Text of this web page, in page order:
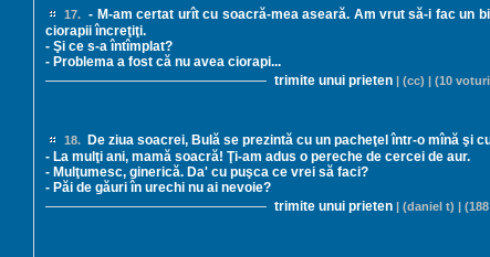
17. - M-am certat urît cu soacră-mea aseară. Am vrut să-i fac un
ciorapii încreţiţi.
- Şi ce s-a întîmplat?
- Problema a fost că nu avea ciorapi...
trimite unui prieten | (cc) | (10
18.
De ziua soacrei, Bulă se prezintă cu un pacheţel într-o mînă şi
- La mulţi ani, mamă soacră! Ţi-am adus o pereche de cercei de aur.
- Mulţumesc, ginerică. Da' cu puşca ce vrei să faci?
- Păi de găuri în urechi nu ai nevoie?
trimite unui prieten | (daniel t) |